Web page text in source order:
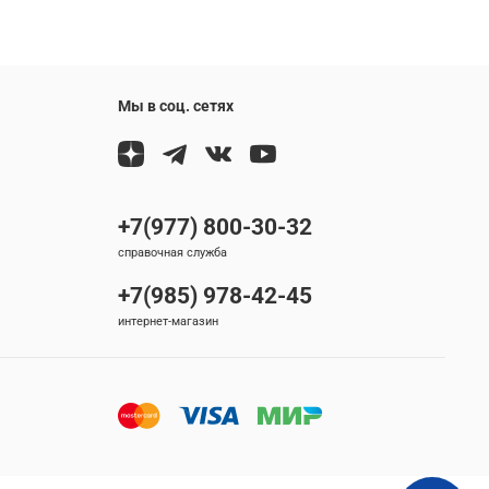
Мы в соц. сетях
+7(977) 800-30-32
справочная служба
+7(985) 978-42-45
интернет-магазин